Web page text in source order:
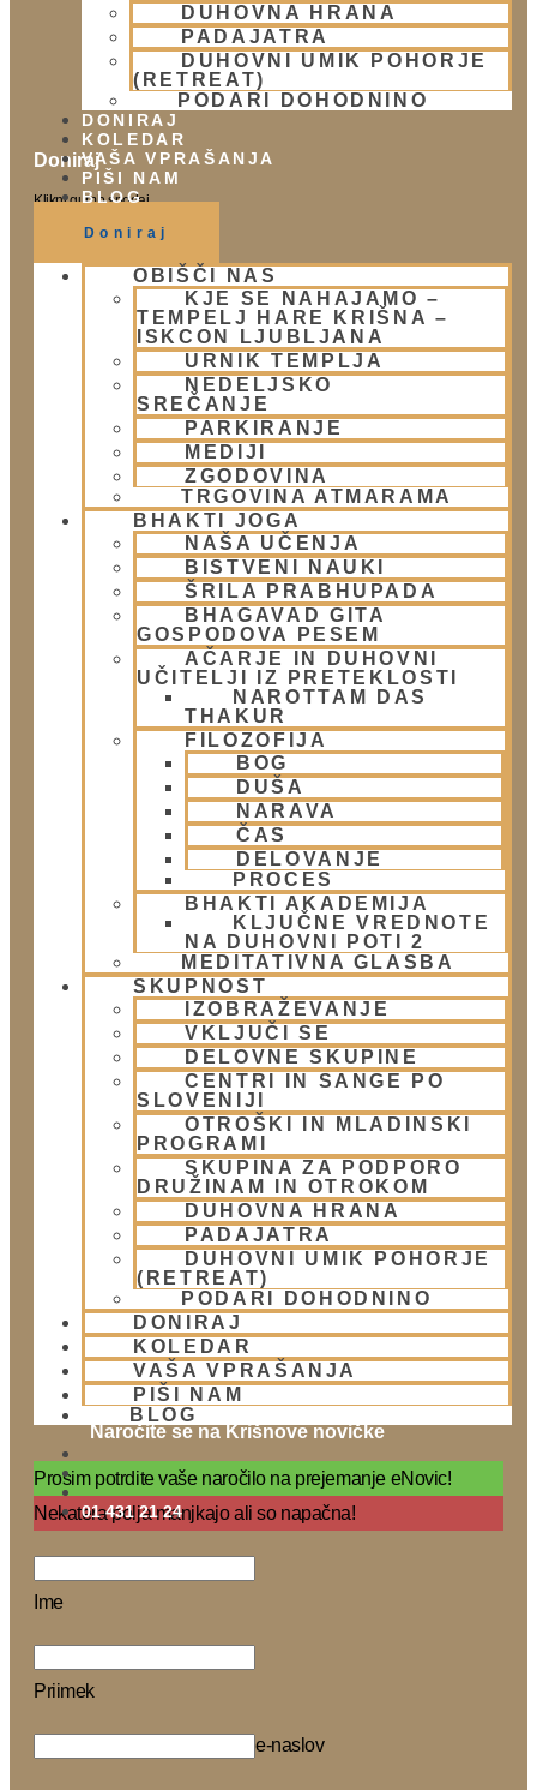
DUHOVNA HRANA
PADAJATRA
DUHOVNI UMIK POHORJE
(RETREAT)
PODARI DOHODNINO
DONIRAJ
KOLEDAR
VAŠA VPRAŠANJA
PIŠI NAM
BLOG
OBIŠČI NAS
KJE SE NAHAJAMO –
TEMPELJ HARE KRIŠNA –
ISKCON LJUBLJANA
URNIK TEMPLJA
NEDELJSKO
SREČANJE
PARKIRANJE
MEDIJI
ZGODOVINA
TRGOVINA ATMARAMA
BHAKTI JOGA
NAŠA UČENJA
BISTVENI NAUKI
ŠRILA PRABHUPADA
BHAGAVAD GITA
GOSPODOVA PESEM
AČARJE IN DUHOVNI
UČITELJI IZ PRETEKLOSTI
NAROTTAM DAS
THAKUR
FILOZOFIJA
BOG
DUŠA
NARAVA
ČAS
DELOVANJE
PROCES
BHAKTI AKADEMIJA
KLJUČNE VREDNOTE
NA DUHOVNI POTI 2
MEDITATIVNA GLASBA
SKUPNOST
IZOBRAŽEVANJE
VKLJUČI SE
DELOVNE SKUPINE
CENTRI IN SANGE PO
SLOVENIJI
OTROŠKI IN MLADINSKI
PROGRAMI
SKUPINA ZA PODPORO
DRUŽINAM IN OTROKOM
DUHOVNA HRANA
PADAJATRA
DUHOVNI UMIK POHORJE
(RETREAT)
PODARI DOHODNINO
DONIRAJ
KOLEDAR
VAŠA VPRAŠANJA
PIŠI NAM
BLOG
01 431 21 24
Doniraj
Klikni gumb spodaj.
Doniraj
Obišči nas
Urnik templja
Nedeljsko srečanje
Parkiranje
Politika zasebnosti
Novice
Prispevki
Aktualni dogodki
E-novice
Trgovina Atmarama
Žibertova 27, Ljubljana
info@harekrisna.net
Naročite se na Krišnove novičke
Prosim potrdite vaše naročilo na prejemanje eNovic!
Nekatera polja manjkajo ali so napačna!
Ime
Priimek
e-naslov